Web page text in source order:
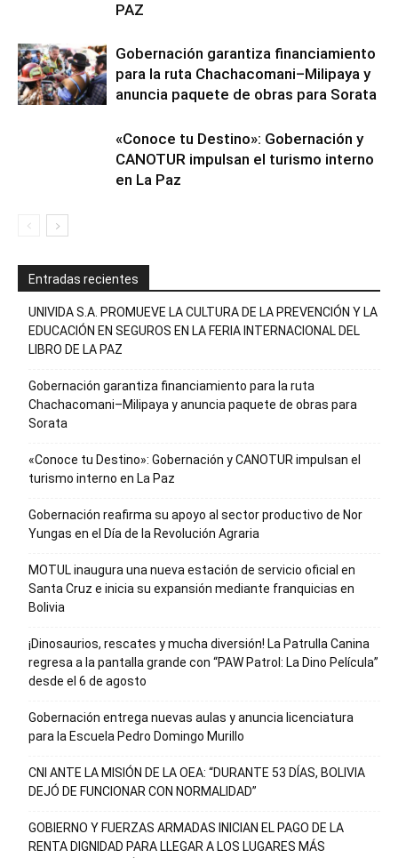
PAZ
Gobernación garantiza financiamiento
para la ruta Chachacomani–Milipaya y
anuncia paquete de obras para Sorata
«Conoce tu Destino»: Gobernación y
CANOTUR impulsan el turismo interno
en La Paz
Entradas recientes
UNIVIDA S.A. PROMUEVE LA CULTURA DE LA PREVENCIÓN Y LA
EDUCACIÓN EN SEGUROS EN LA FERIA INTERNACIONAL DEL
LIBRO DE LA PAZ
Gobernación garantiza financiamiento para la ruta
Chachacomani–Milipaya y anuncia paquete de obras para
Sorata
«Conoce tu Destino»: Gobernación y CANOTUR impulsan el
turismo interno en La Paz
Gobernación reafirma su apoyo al sector productivo de Nor
Yungas en el Día de la Revolución Agraria
MOTUL inaugura una nueva estación de servicio oficial en
Santa Cruz e inicia su expansión mediante franquicias en
Bolivia
¡Dinosaurios, rescates y mucha diversión! La Patrulla Canina
regresa a la pantalla grande con “PAW Patrol: La Dino Película”
desde el 6 de agosto
Gobernación entrega nuevas aulas y anuncia licenciatura
para la Escuela Pedro Domingo Murillo
CNI ANTE LA MISIÓN DE LA OEA: “DURANTE 53 DÍAS, BOLIVIA
DEJÓ DE FUNCIONAR CON NORMALIDAD”
GOBIERNO Y FUERZAS ARMADAS INICIAN EL PAGO DE LA
RENTA DIGNIDAD PARA LLEGAR A LOS LUGARES MÁS